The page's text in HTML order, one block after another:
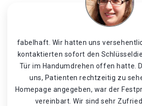
fabelhaft. Wir hatten uns
kontaktierten sofort den
Tür im Handumdrehen offen hatte.
uns, Patienten rechtzeitig zu
Homepage angegeben, war der
vereinbart. Wir sind sehr